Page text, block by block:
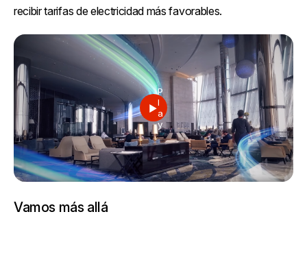
recibir tarifas de electricidad más favorables.
P
l
a
y
Vamos más allá